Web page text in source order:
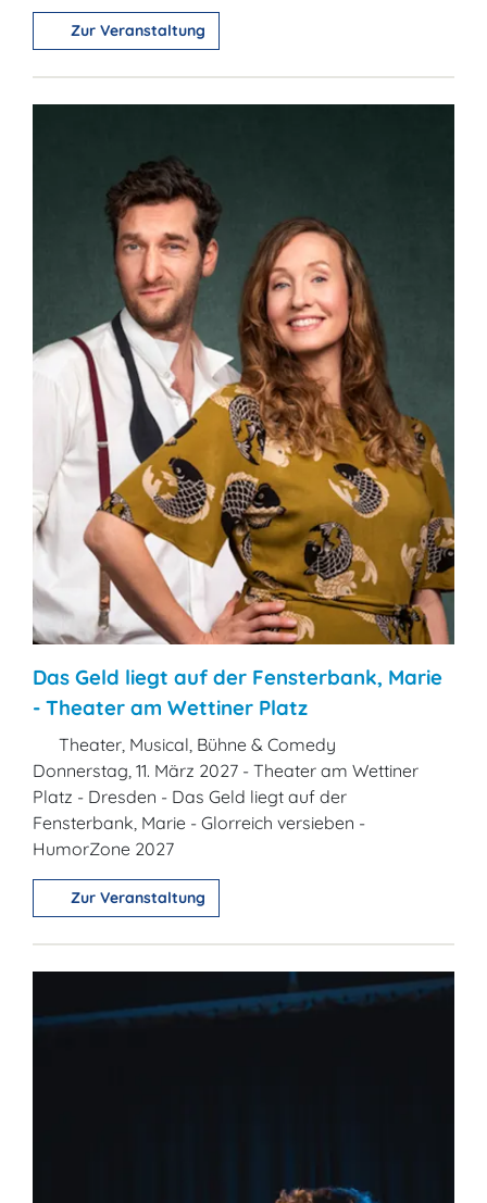
Zur Veranstaltung
Das Geld liegt auf der Fensterbank, Marie
- Theater am Wettiner Platz
Theater, Musical, Bühne & Comedy
Donnerstag, 11. März 2027 - Theater am Wettiner
Platz - Dresden - Das Geld liegt auf der
Fensterbank, Marie - Glorreich versieben -
HumorZone 2027
Zur Veranstaltung